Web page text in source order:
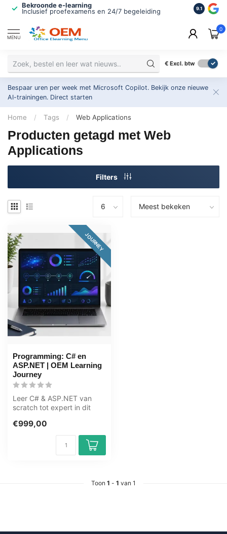
Bekroonde e-learning
Inclusief proefexamens en 24/7 begeleiding
ISO
2.500+
9.1
MENU
0
€ Excl. btw
Bespaar uren per week met Microsoft Copilot. Bekijk onze nieuwe
AI-trainingen. Direct starten
Home / Tags / Web Applications
Producten getagd met Web
Applications
Filters
JOURNEY
Programming: C# en
ASP.NET | OEM Learning
Journey
Leer C# & ASP.NET van
scratch tot expert in dit
is ...
€999,00
Toon 1 - 1 van 1